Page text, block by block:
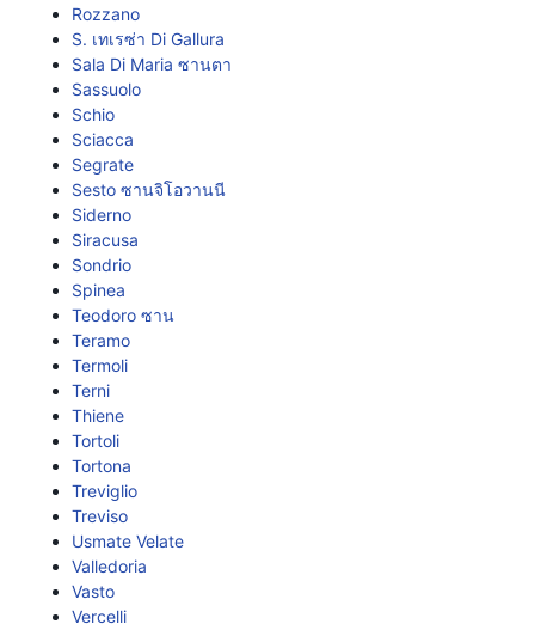
Rozzano
S. เทเรซ่า Di Gallura
Sala Di Maria ซานตา
Sassuolo
Schio
Sciacca
Segrate
Sesto ซานจิโอวานนี
Siderno
Siracusa
Sondrio
Spinea
Teodoro ซาน
Teramo
Termoli
Terni
Thiene
Tortoli
Tortona
Treviglio
Treviso
Usmate Velate
Valledoria
Vasto
Vercelli